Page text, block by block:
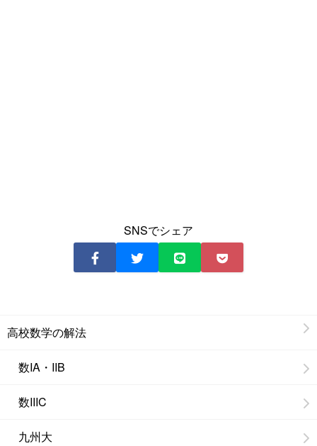
SNSでシェア
高校数学の解法
数IA・IIB
数IIIC
九州大